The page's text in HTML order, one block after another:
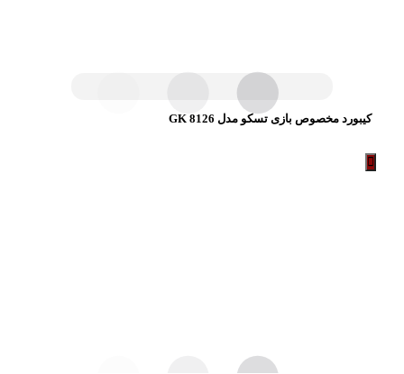
کیبورد مخصوص بازی تسکو مدل GK 8126